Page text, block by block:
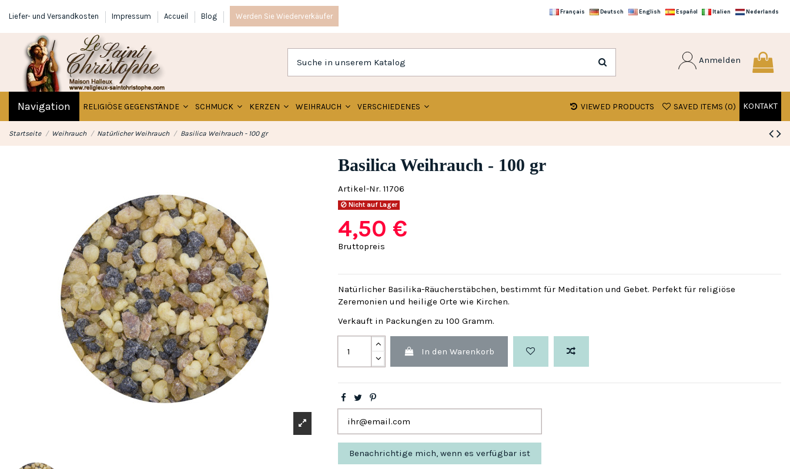
Liefer- und Versandkosten Impressum Accueil Blog Werden Sie Wiederverkäufer
Français Deutsch English Español Italien Nederlands
Anmelden
Navigation RELIGIÖSE GEGENSTÄNDE SCHMUCK KERZEN WEIHRAUCH VERSCHIEDENES KONTAKT
SAVED ITEMS (0)
VIEWED PRODUCTS
Startseite Weihrauch Natürlicher Weihrauch Basilica Weihrauch - 100 gr
Basilica Weihrauch - 100 gr
Artikel-Nr. 11706
Nicht auf Lager
4,50 €
Bruttopreis
Natürlicher Basilika-Räucherstäbchen, bestimmt für Meditation und Gebet. Perfekt für religiöse
Zeremonien und heilige Orte wie Kirchen.
Verkauft in Packungen zu 100 Gramm.
In den Warenkorb